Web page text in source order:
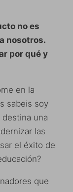
no es
nosotros.
por qué y
en la
sabeis soy
una
las
el éxito de
que